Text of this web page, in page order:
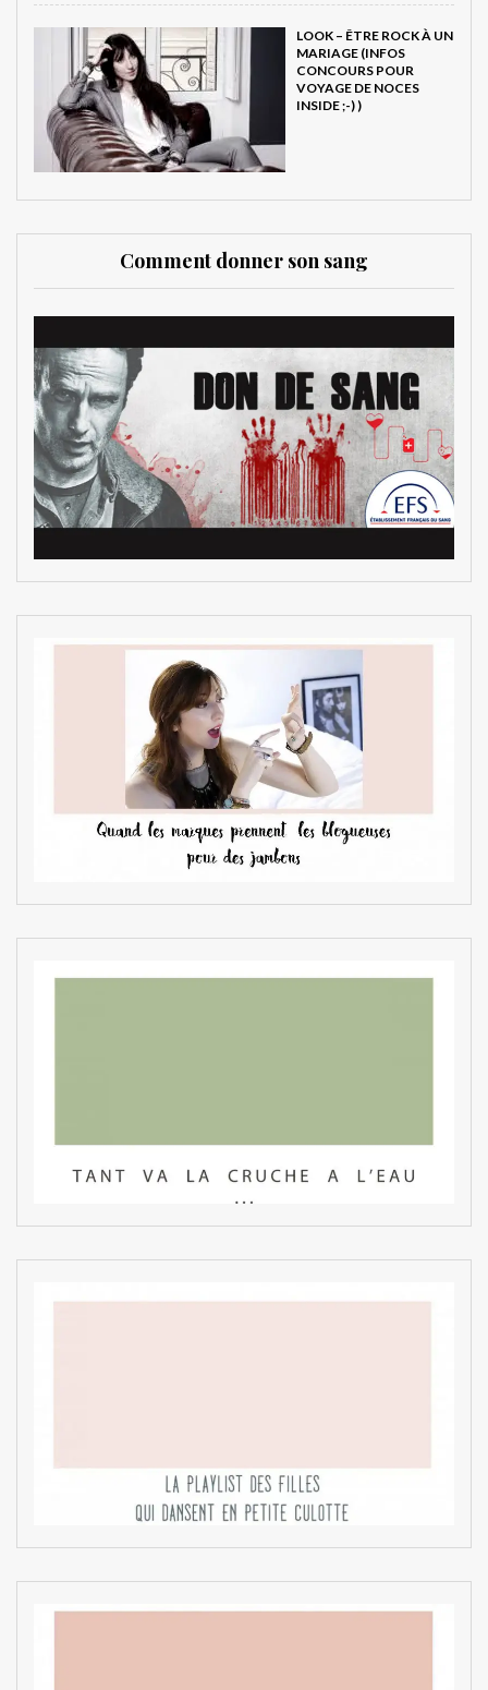
LOOK – ÊTRE ROCK À UN
MARIAGE (INFOS
CONCOURS POUR
VOYAGE DE NOCES
INSIDE ;-) )
Comment donner son sang